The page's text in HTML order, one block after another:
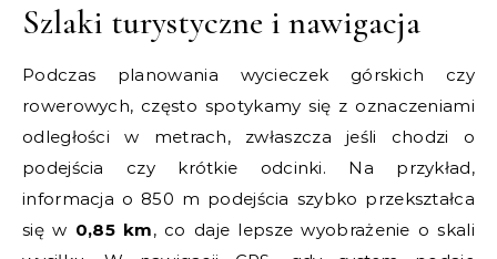
Szlaki turystyczne i nawigacja
Podczas planowania wycieczek górskich czy
rowerowych, często spotykamy się z oznaczeniami
odległości w metrach, zwłaszcza jeśli chodzi o
podejścia czy krótkie odcinki. Na przykład,
informacja o 850 m podejścia szybko przekształca
się w 0,85 km, co daje lepsze wyobrażenie o skali